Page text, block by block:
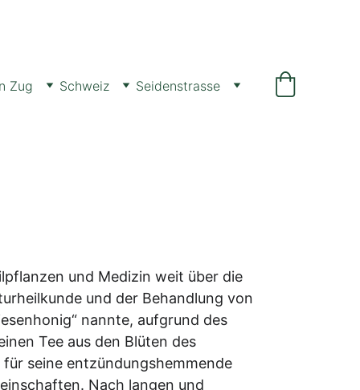
Zug Schweiz Seidenstrasse
und Medizin weit über die
und der Behandlung von
nannte, aufgrund des
Tee aus den Blüten des
seine entzündungshemmende
Nach langen und